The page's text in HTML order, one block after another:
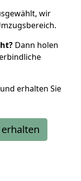
wir
Dann holen
erhalten Sie